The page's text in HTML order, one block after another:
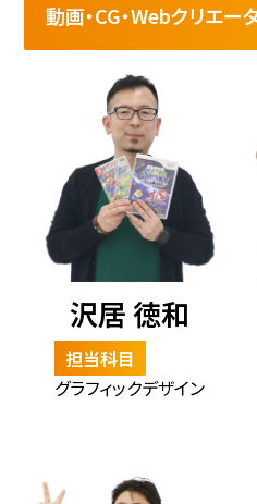
動画・CG・Webクリエー
沢居 徳和
担当科目
グラフィックデザイン